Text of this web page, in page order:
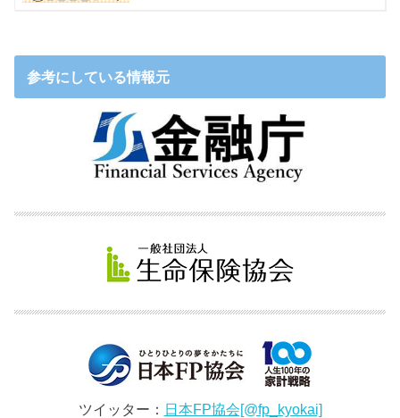
参考にしている情報元
ツイッター： 日本FP協会[@fp_kyokai]